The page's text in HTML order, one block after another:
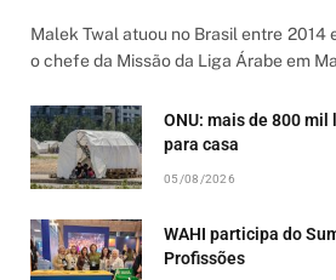
Malek Twal atuou no Brasil entre 2014
o chefe da Missão da Liga Árabe em
ONU: mais de 800
para casa
05/08/2026
WAHI participa do
Profissões